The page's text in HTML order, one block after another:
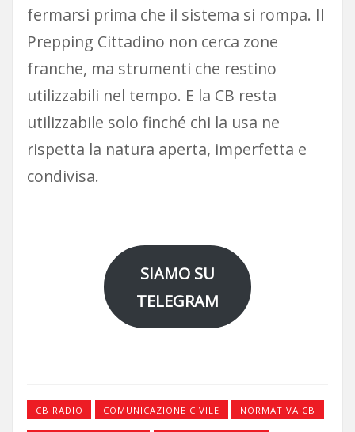
fermarsi prima che il sistema si rompa. Il
Prepping Cittadino non cerca zone
franche, ma strumenti che restino
utilizzabili nel tempo. E la CB resta
utilizzabile solo finché chi la usa ne
rispetta la natura aperta, imperfetta e
condivisa.
SIAMO SU
TELEGRAM
CB RADIO COMUNICAZIONE CIVILE NORMATIVA CB